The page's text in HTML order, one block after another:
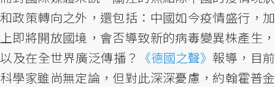
和政策轉向之外，還包括：中國如今疫情盛行，加
上即將開放國境，會否導致新的病毒變異株產生，
以及在全世界廣泛傳播？ 《德國之聲》 報導，目前
科學家雖尚無定論，但對此深深憂慮，約翰霍普金